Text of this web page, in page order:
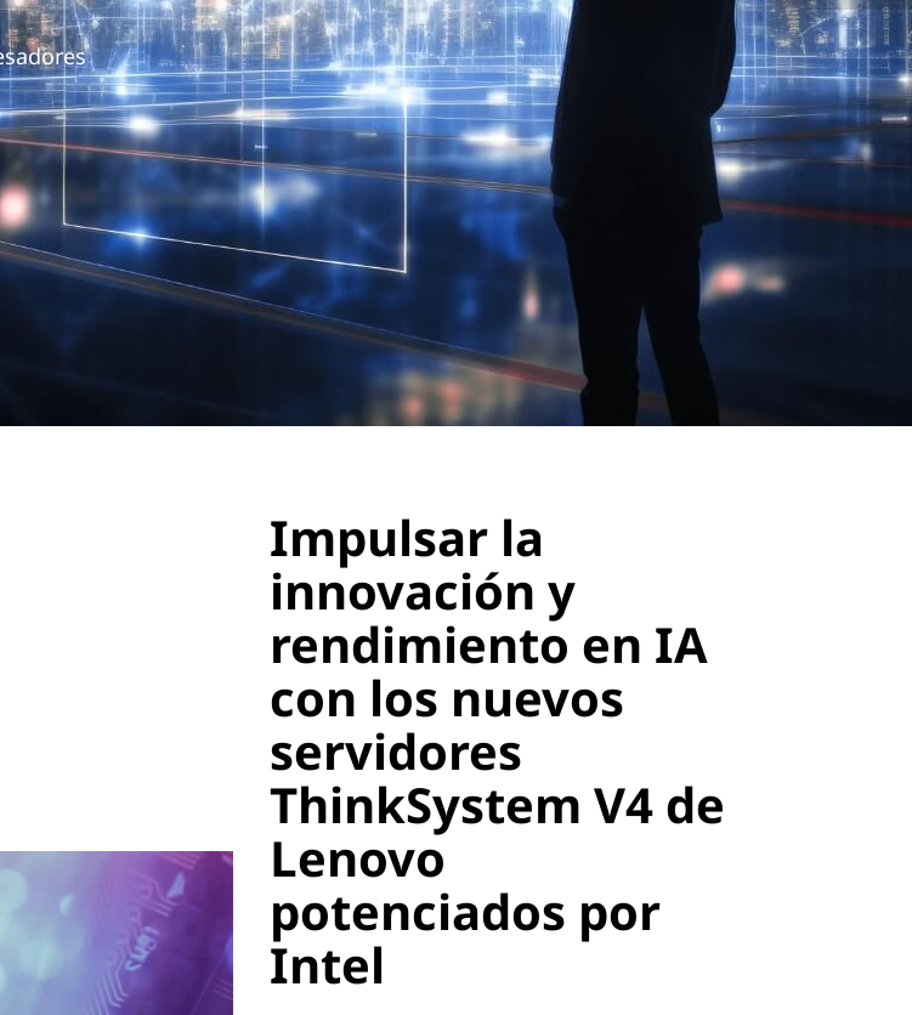
Impulsar la
innovación y
rendimiento en IA
con los nuevos
servidores
ThinkSystem V4 de
Lenovo
potenciados por
Intel